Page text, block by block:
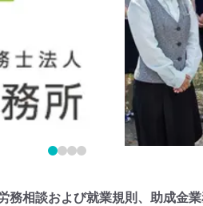
務相談および就業規則、助成金